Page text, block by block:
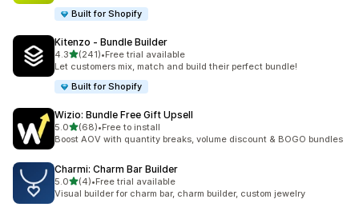
Built for Shopify
Kitenzo ‑ Bundle Builder
4.3별 5개 중
(241)
총 리뷰 241개
•Free trial available
Let customers mix, match and build their perfect bundle!
Built for Shopify
Wizio: Bundle Free Gift Upsell
5.0별 5개 중
(68)
총 리뷰 68개
•Free to install
Boost AOV with quantity breaks, volume discount & BOGO bundles
Charmi: Charm Bar Builder
5.0별 5개 중
(4)
총 리뷰 4개
•Free trial available
Visual builder for charm bar, charm builder, custom jewelry